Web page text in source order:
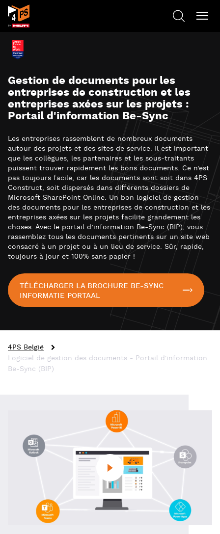
Gestion de documents pour les
entreprises de construction et les
entreprises axées sur les projets :
Portail d'information Be-Sync
Les entreprises rassemblent de nombreux documents
autour des projets et des sites de service. Il est important
que les collègues, les partenaires et les sous-traitants
puissent trouver rapidement les bons documents. Ce n’est
pas toujours facile, car les documents sont soit dans 4PS
Construct, soit dispersés dans différents dossiers de
Microsoft SharePoint Online. Un bon logiciel de gestion
des documents pour les entreprises de construction et les
entreprises axées sur les projets facilite grandement les
choses. Avec le portail d’information Be-Sync (BIP), vous
rassemblez tous les documents pertinents sur un site web
consacré à un projet ou à un lieu de service. Sûr, rapide,
toujours à jour et 100% sans papier !
TÉLÉCHARGER LA BROCHURE BE-SYNC
INFORMATIE PORTAAL
4PS België
Logiciel de gestion des documents - Portail d'information
Be-Sync (BIP)